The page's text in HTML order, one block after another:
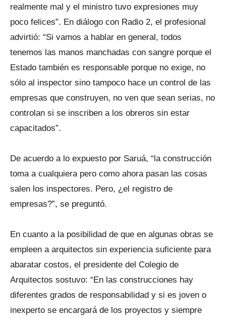
realmente mal y el ministro tuvo expresiones muy
poco felices”. En diálogo con Radio 2, el profesional
advirtió: “Si vamos a hablar en general, todos
tenemos las manos manchadas con sangre porque el
Estado también es responsable porque no exige, no
sólo al inspector sino tampoco hace un control de las
empresas que construyen, no ven que sean serias, no
controlan si se inscriben a los obreros sin estar
capacitados”.
De acuerdo a lo expuesto por Saruá, “la construcción
toma a cualquiera pero como ahora pasan las cosas
salen los inspectores. Pero, ¿el registro de
empresas?”, se preguntó.
En cuanto a la posibilidad de que en algunas obras se
empleen a arquitectos sin experiencia suficiente para
abaratar costos, el presidente del Colegio de
Arquitectos sostuvo: “En las construcciones hay
diferentes grados de responsabilidad y si es joven o
inexperto se encargará de los proyectos y siempre